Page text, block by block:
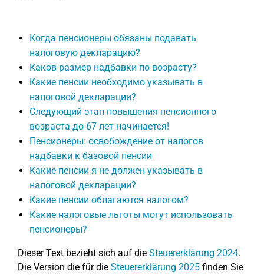
Когда пенсионеры обязаны подавать
налоговую декларацию?
Каков размер надбавки по возрасту?
Какие пенсии необходимо указывать в
налоговой декларации?
Следующий этап повышения пенсионного
возраста до 67 лет начинается!
Пенсионеры: освобождение от налогов
надбавки к базовой пенсии
Какие пенсии я не должен указывать в
налоговой декларации?
Какие пенсии облагаются налогом?
Какие налоговые льготы могут использовать
пенсионеры?
Dieser Text bezieht sich auf die Steuererklärung 2024.
Die Version die für die Steuererklärung 2025 finden Sie